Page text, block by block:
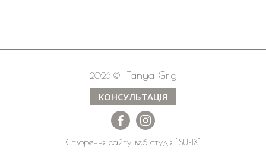
2026 © Tanya Grig
КОНСУЛЬТАЦІЯ
Створення сайту веб студія "SUFIX"